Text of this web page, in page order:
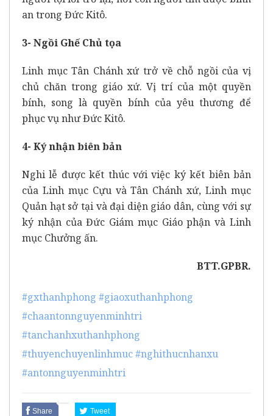
an trong Đức Kitô.
3- Ngồi Ghế Chủ tọa
Linh mục Tân Chánh xứ trở về chỗ ngồi của vị
chủ chăn trong giáo xứ. Vị trí của một quyền
bính, song là quyền bính của yêu thương để
phục vụ như Đức Kitô.
4- Ký nhận biên bản
Nghi lễ được kết thúc với việc ký kết biên bản
của Linh mục Cựu và Tân Chánh xứ, Linh mục
Quản hạt sở tại và đại diện giáo dân, cùng với sự
ký nhận của Đức Giám mục Giáo phận và Linh
mục Chưởng ấn.
BTT.GPBR.
#gxthanhphong #giaoxuthanhphong
#chaantonnguyenminhtri
#tanchanhxuthanhphong
#thuyenchuyenlinhmuc#nghithucnhanxu
#antonnguyenminhtri
Share Tweet